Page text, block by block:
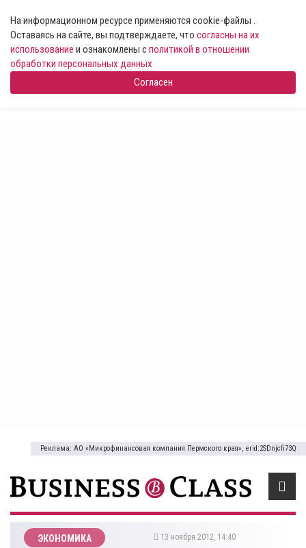
На информационном ресурсе применяются cookie-файлы .
Оставаясь на сайте, вы подтверждаете, что согласны на их
использование и ознакомлены сполитикой в отношении
обработки персональных данных
Согласен
Реклама: АО «Микрофинансовая компания Пермского края», erid:2SDnjcfi73Q
ЭКОНОМИКА 13 ноября 2012, 14:40